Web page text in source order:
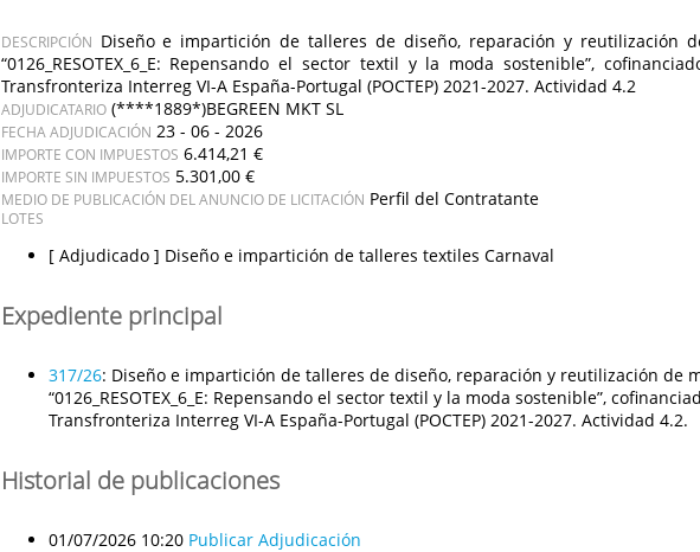
DESCRIPCIÓN Diseño e impartición de talleres de diseño, reparación y reutilización
“0126_RESOTEX_6_E: Repensando el sector textil y la moda sostenible”,
Transfronteriza Interreg VI-A España-Portugal (POCTEP) 2021-2027. Actividad 4.2
ADJUDICATARIO (****1889*)BEGREEN MKT SL
FECHA ADJUDICACIÓN 23 - 06 - 2026
IMPORTE CON IMPUESTOS 6.414,21 €
IMPORTE SIN IMPUESTOS 5.301,00 €
MEDIO DE PUBLICACIÓN DEL ANUNCIO DE LICITACIÓN Perfil del Contratante
LOTES
[ Adjudicado ] Diseño e impartición de talleres textiles Carnaval
Expediente principal
317/26: Diseño e impartición de talleres de diseño, reparación y reutilización de
“0126_RESOTEX_6_E: Repensando el sector textil y la moda sostenible”,
Transfronteriza Interreg VI-A España-Portugal (POCTEP) 2021-2027. Actividad 4.2.
Historial de publicaciones
01/07/2026 10:20 Publicar Adjudicación